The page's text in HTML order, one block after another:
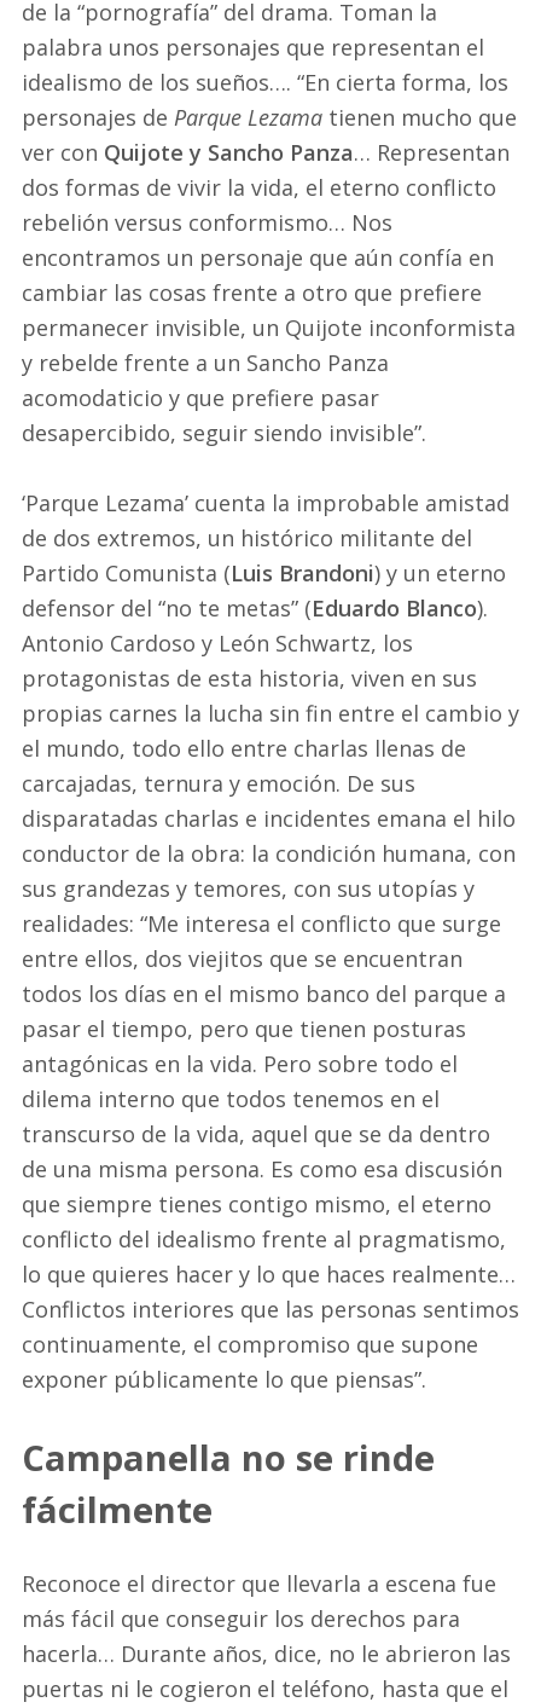
de la “pornografía” del drama. Toman la
palabra unos personajes que representan el
idealismo de los sueños…. “En cierta forma, los
personajes de Parque Lezama tienen mucho que
ver con Quijote y Sancho Panza… Representan
dos formas de vivir la vida, el eterno conflicto
rebelión versus conformismo… Nos
encontramos un personaje que aún confía en
cambiar las cosas frente a otro que prefiere
permanecer invisible, un Quijote inconformista
y rebelde frente a un Sancho Panza
acomodaticio y que prefiere pasar
desapercibido, seguir siendo invisible”.
‘Parque Lezama’ cuenta la improbable amistad
de dos extremos, un histórico militante del
Partido Comunista (Luis Brandoni) y un eterno
defensor del “no te metas” (Eduardo Blanco).
Antonio Cardoso y León Schwartz, los
protagonistas de esta historia, viven en sus
propias carnes la lucha sin fin entre el cambio y
el mundo, todo ello entre charlas llenas de
carcajadas, ternura y emoción. De sus
disparatadas charlas e incidentes emana el hilo
conductor de la obra: la condición humana, con
sus grandezas y temores, con sus utopías y
realidades: “Me interesa el conflicto que surge
entre ellos, dos viejitos que se encuentran
todos los días en el mismo banco del parque a
pasar el tiempo, pero que tienen posturas
antagónicas en la vida. Pero sobre todo el
dilema interno que todos tenemos en el
transcurso de la vida, aquel que se da dentro
de una misma persona. Es como esa discusión
que siempre tienes contigo mismo, el eterno
conflicto del idealismo frente al pragmatismo,
lo que quieres hacer y lo que haces realmente…
Conflictos interiores que las personas sentimos
continuamente, el compromiso que supone
exponer públicamente lo que piensas”.
Campanella no se rinde
fácilmente
Reconoce el director que llevarla a escena fue
más fácil que conseguir los derechos para
hacerla… Durante años, dice, no le abrieron las
puertas ni le cogieron el teléfono, hasta que el